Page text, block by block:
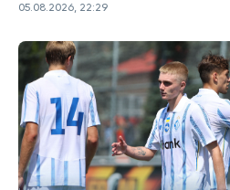
05.08.2026, 22:29